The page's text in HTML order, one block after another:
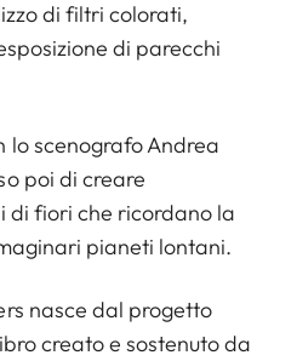
di filtri colorati,
di parecchi
lo scenografo Andrea
poi di creare
di fiori che ricordano la
pianeti lontani.
nasce dal progetto
creato e sostenuto da